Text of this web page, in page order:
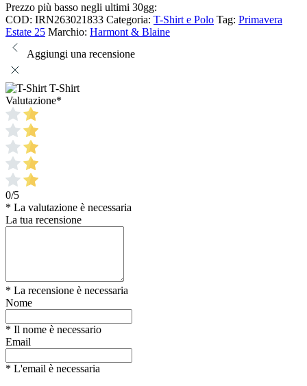
Prezzo più basso negli ultimi 30gg:
COD: IRN263021833 Categoria: T-Shirt e Polo Tag: Primavera
Estate 25 Marchio: Harmont & Blaine
Aggiungi una recensione
T-Shirt
Valutazione*
0/5
* La valutazione è necessaria
La tua recensione
* La recensione è necessaria
Nome
* Il nome è necessario
Email
* L'email è necessaria